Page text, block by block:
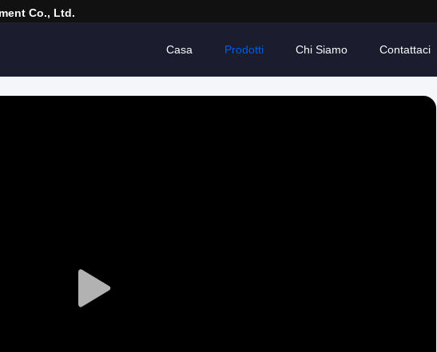
Co., Ltd.
Casa Prodotti Chi Siamo Contattaci
Play